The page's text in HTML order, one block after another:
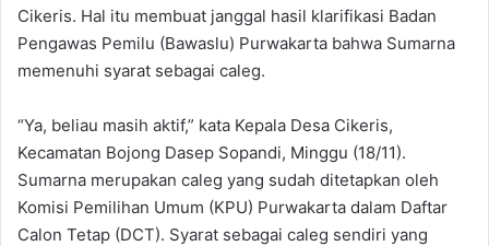
Cikeris. Hal itu membuat janggal hasil klarifikasi Badan
Pengawas Pemilu (Bawaslu) Purwakarta bahwa Sumarna
memenuhi syarat sebagai caleg.
“Ya, beliau masih aktif,” kata Kepala Desa Cikeris,
Kecamatan Bojong Dasep Sopandi, Minggu (18/11).
Sumarna merupakan caleg yang sudah ditetapkan oleh
Komisi Pemilihan Umum (KPU) Purwakarta dalam Daftar
Calon Tetap (DCT). Syarat sebagai caleg sendiri yang